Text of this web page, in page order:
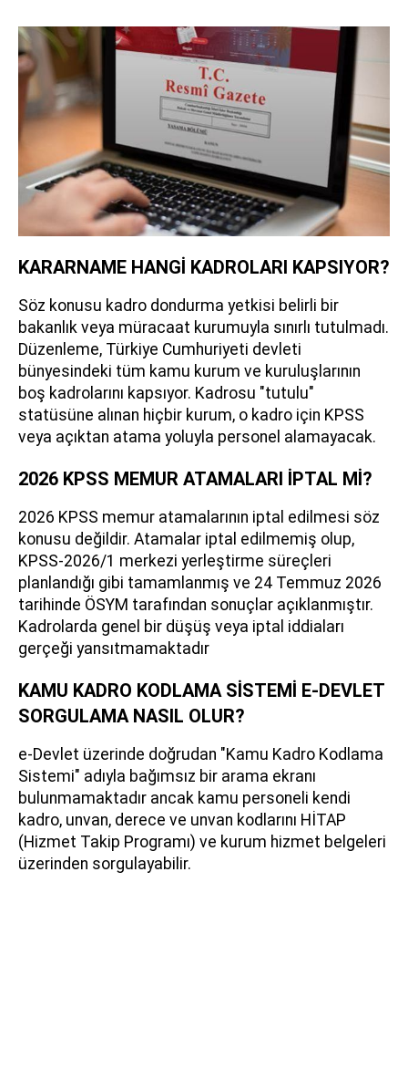
KARARNAME HANGİ KADROLARI KAPSIYOR?
Söz konusu kadro dondurma yetkisi belirli bir
bakanlık veya müracaat kurumuyla sınırlı tutulmadı.
Düzenleme, Türkiye Cumhuriyeti devleti
bünyesindeki tüm kamu kurum ve kuruluşlarının
boş kadrolarını kapsıyor. Kadrosu "tutulu"
statüsüne alınan hiçbir kurum, o kadro için KPSS
veya açıktan atama yoluyla personel alamayacak.
2026 KPSS MEMUR ATAMALARI İPTAL Mİ?
2026 KPSS memur atamalarının iptal edilmesi söz
konusu değildir. Atamalar iptal edilmemiş olup,
KPSS-2026/1 merkezi yerleştirme süreçleri
planlandığı gibi tamamlanmış ve 24 Temmuz 2026
tarihinde ÖSYM tarafından sonuçlar açıklanmıştır.
Kadrolarda genel bir düşüş veya iptal iddiaları
gerçeği yansıtmamaktadır
KAMU KADRO KODLAMA SİSTEMİ E-DEVLET
SORGULAMA NASIL OLUR?
e-Devlet üzerinde doğrudan "Kamu Kadro Kodlama
Sistemi" adıyla bağımsız bir arama ekranı
bulunmamaktadır ancak kamu personeli kendi
kadro, unvan, derece ve unvan kodlarını HİTAP
(Hizmet Takip Programı) ve kurum hizmet belgeleri
üzerinden sorgulayabilir.